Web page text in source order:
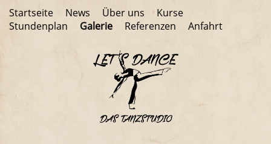
Startseite News Über uns
Kurse
Stundenplan
Galerie Referenzen Anfahrt